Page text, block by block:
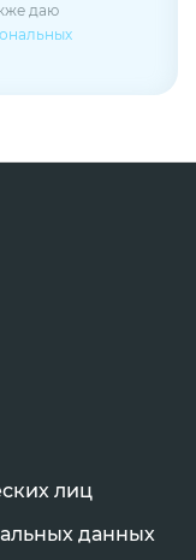
даю
лиц
данных